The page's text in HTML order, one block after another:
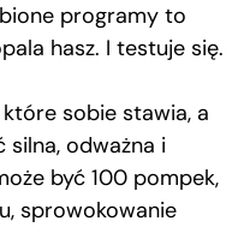
programy to
hasz. I testuje się.
sobie stawia, a
odważna i
być 100 pompek,
sprowokowanie